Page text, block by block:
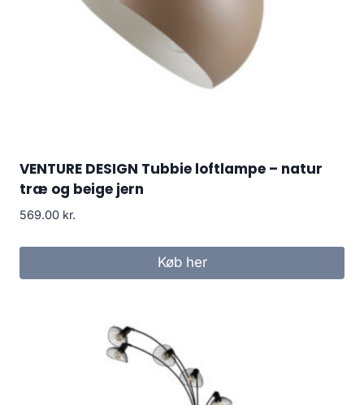
VENTURE DESIGN Tubbie loftlampe – natur
træ og beige jern
569.00 kr.
Køb her